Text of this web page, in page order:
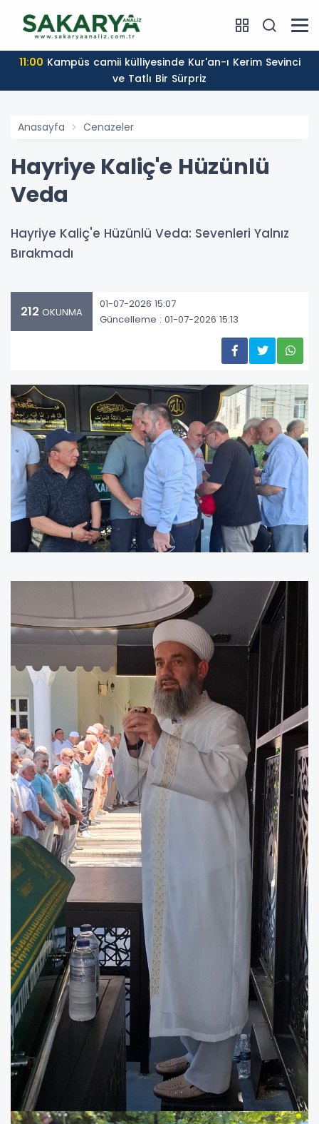
11:00
ve Tatlı Bir Sürpriz
Anasayfa Cenazeler
Hayriye Kaliç'e Hüzünlü
Veda
Hayriye Kaliç'e Hüzünlü Veda: Sevenleri Yalnız
Bırakmadı
212 OKUNMA
01-07-2026 15:07
Güncelleme : 01-07-2026 15:13